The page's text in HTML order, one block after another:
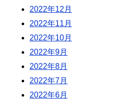
2022年12月
2022年11月
2022年10月
2022年9月
2022年8月
2022年7月
2022年6月